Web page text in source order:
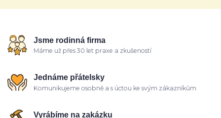
Jsme rodinná firma
Máme už přes 30 let praxe a zkušeností
Jednáme přátelsky
Komunikujeme osobně a s úctou ke svým zákazníkům
Vyrábíme na zakázku